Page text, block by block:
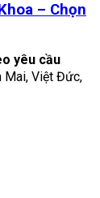
– Chọn
yêu cầu
Mai, Việt Đức,